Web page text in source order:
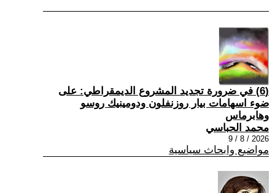
(6) في ضرورة تجديد المشروع الديمقراطي: على
ضوء اسهامات بيار روزنفلون ودومينيك روسو
وهابرماس
محمد الحباسي
2026 / 8 / 9
مواضيع وابحاث سياسية